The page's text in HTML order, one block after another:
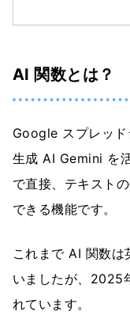
AI 関数とは？
Google スプレッ
生成 AI Gemini を
で直接、テキスト
できる機能です。
これまで AI 関数は
いましたが、2025
れています。